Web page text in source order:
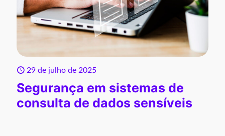
29 de julho de 2025
Segurança em sistemas de
consulta de dados sensíveis